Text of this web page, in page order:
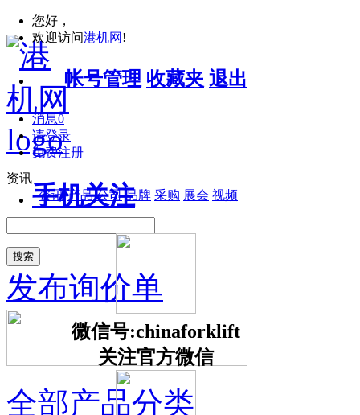
您好，
欢迎访问港机网 !
帐号管理 收藏夹 退出
消息0
请登录
免费注册
手机关注
微信号:chinaforklift
关注官方微信
资讯
资讯 产品 公司 品牌 采购 展会 视频
搜索
发布询价单
全部产品分类